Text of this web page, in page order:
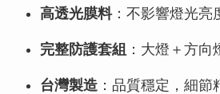
高透光膜料：不影響燈光亮
完整防護套組 ：大燈＋方向
台灣製造 ：品質穩定，細節